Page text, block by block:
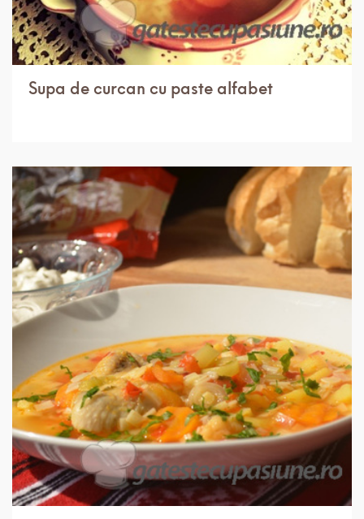
Supa de curcan cu paste alfabet
IN 1 ORA.